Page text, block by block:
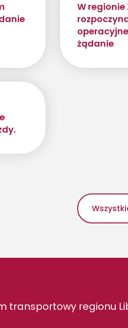
W regionie
żądanie
transportowy regionu